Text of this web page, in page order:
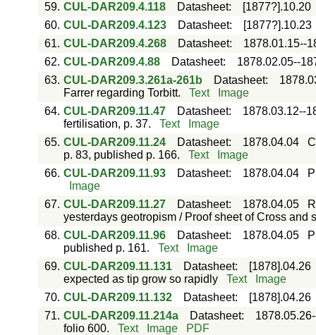
59. CUL-DAR209.4.118 Datasheet:
[1877?].10.20
60. CUL-DAR209.4.123 Datasheet:
[1877?].10.23
61. CUL-DAR209.4.268 Datasheet:
1878.01.15--
62. CUL-DAR209.4.88 Datasheet:
1878.02.05--
63. CUL-DAR209.3.261a-261b Datasheet:
Farrer regarding Torbitt.
Text
Image
64. CUL-DAR209.11.47 Datasheet:
1878.03.12--
fertilisation, p. 37.
Text
Image
65. CUL-DAR209.11.24 Datasheet: 1878.04.04
p. 83, published p. 166.
Text
Image
66. CUL-DAR209.11.93 Datasheet: 1878.04.04
Image
67. CUL-DAR209.11.27 Datasheet: 1878.04.05
yesterdays geotropism / Proof sheet of Cross and
68. CUL-DAR209.11.96 Datasheet: 1878.04.05
published p. 161.
Text
Image
69. CUL-DAR209.11.131 Datasheet:
[1878].04.26
expected as tip grow so rapidly
Text
Image
70. CUL-DAR209.11.132 Datasheet:
[1878].04.26
71. CUL-DAR209.11.214a Datasheet:
folio 600.
Text Image
PDF